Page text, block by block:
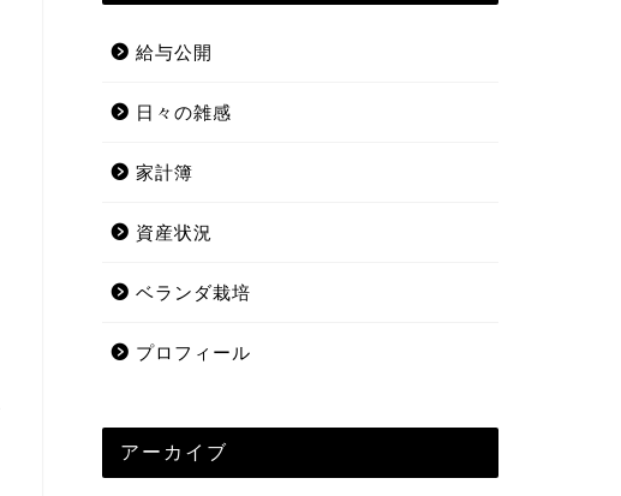
給与公開
日々の雑感
家計簿
資産状況
ベランダ栽培
プロフィール
アーカイブ